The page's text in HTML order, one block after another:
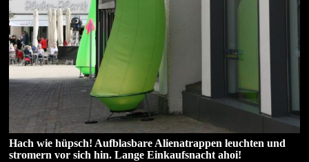
Hach wie hüpsch! Aufblasbare Alienatrappen leuchten und
stromern vor sich hin. Lange Einkaufsnacht ahoi!